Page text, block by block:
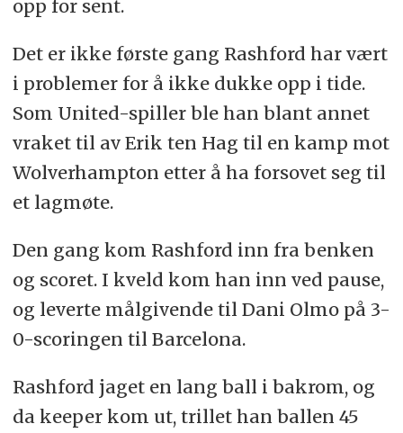
opp for sent.
Det er ikke første gang Rashford har vært
i problemer for å ikke dukke opp i tide.
Som United-spiller ble han blant annet
vraket til av Erik ten Hag til en kamp mot
Wolverhampton etter å ha forsovet seg til
et lagmøte.
Den gang kom Rashford inn fra benken
og scoret. I kveld kom han inn ved pause,
og leverte målgivende til Dani Olmo på 3-
0-scoringen til Barcelona.
Rashford jaget en lang ball i bakrom, og
da keeper kom ut, trillet han ballen 45